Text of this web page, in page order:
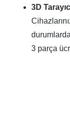
3D
3 parça